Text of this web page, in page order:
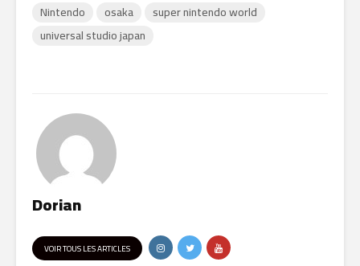
Nintendo
osaka
super nintendo world
universal studio japan
Dorian
VOIR TOUS LES ARTICLES